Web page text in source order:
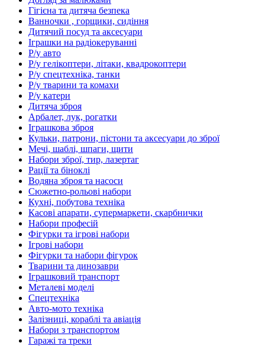
Гігієна та дитяча безпека
Ванночки , горщики, сидіння
Дитячий посуд та аксесуари
Іграшки на радіокеруванні
Р/у авто
Р/у гелікоптери, літаки, квадрокоптери
Р/у спецтехніка, танки
Р/у тварини та комахи
Р/у катери
Дитяча зброя
Арбалет, лук, рогатки
Іграшкова зброя
Кульки, патрони, пістони та аксесуари до зброї
Мечі, шаблі, шпаги, щити
Набори зброї, тир, лазертаг
Рації та біноклі
Водяна зброя та насоси
Сюжетно-рольові набори
Кухні, побутова техніка
Касові апарати, супермаркети, скарбнички
Набори професій
Фігурки та ігрові набори
Ігрові набори
Фігурки та набори фігурок
Тварини та динозаври
Іграшковий транспорт
Металеві моделі
Спецтехніка
Авто-мото техніка
Залізниці, кораблі та авіація
Набори з транспортом
Гаражі та треки